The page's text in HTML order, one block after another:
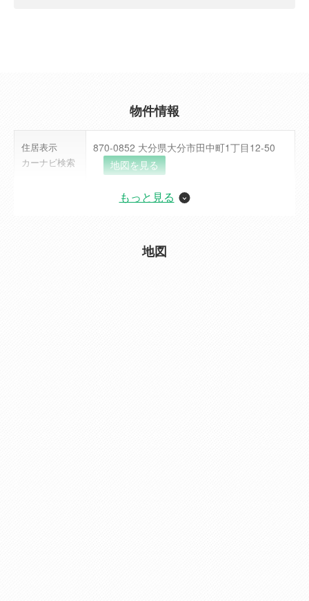
物件情報
住居表示
カーナビ検索
870-0852 大分県大分市田中町1丁目12-50
地図を見る
3,880万円（税込） ローンシミュレーション
[バス] 田中北 距離 700m
もっと見る
地図